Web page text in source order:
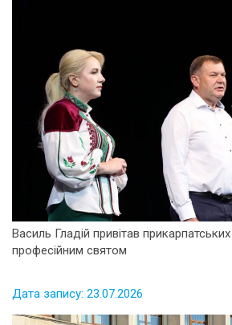
Василь Гладій привітав прикарпатських
професійним святом
Дата запису: 23.07.2026